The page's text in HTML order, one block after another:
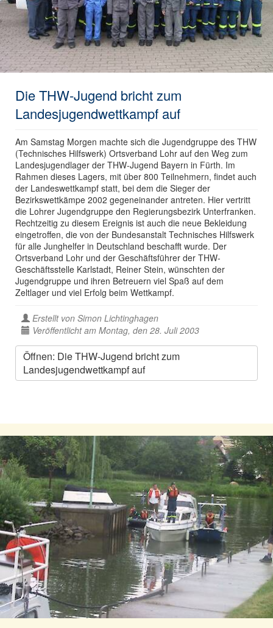
Die THW-Jugend bricht zum
Landesjugendwettkampf auf
Am Samstag Morgen machte sich die Jugendgruppe des THW
(Technisches Hilfswerk) Ortsverband Lohr auf den Weg zum
Landesjugendlager der THW-Jugend Bayern in Fürth. Im
Rahmen dieses Lagers, mit über 800 Teilnehmern, findet auch
der Landeswettkampf statt, bei dem die Sieger der
Bezirkswettkämpe 2002 gegeneinander antreten. Hier vertritt
die Lohrer Jugendgruppe den Regierungsbezirk Unterfranken.
Rechtzeitig zu diesem Ereignis ist auch die neue Bekleidung
eingetroffen, die von der Bundesanstalt Technisches Hilfswerk
für alle Junghelfer in Deutschland beschafft wurde. Der
Ortsverband Lohr und der Geschäftsführer der THW-
Geschäftsstelle Karlstadt, Reiner Stein, wünschten der
Jugendgruppe und ihren Betreuern viel Spaß auf dem
Zeltlager und viel Erfolg beim Wettkampf.
Erstellt von Simon Lichtinghagen
Veröffentlicht am Montag, den 28. Juli 2003
Öffnen: Die THW-Jugend bricht zum
Landesjugendwettkampf auf